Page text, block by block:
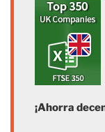
¡Ahorra